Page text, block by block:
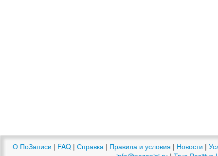
О ПоЗаписи | FAQ | Справка | Правила и условия | Новости |